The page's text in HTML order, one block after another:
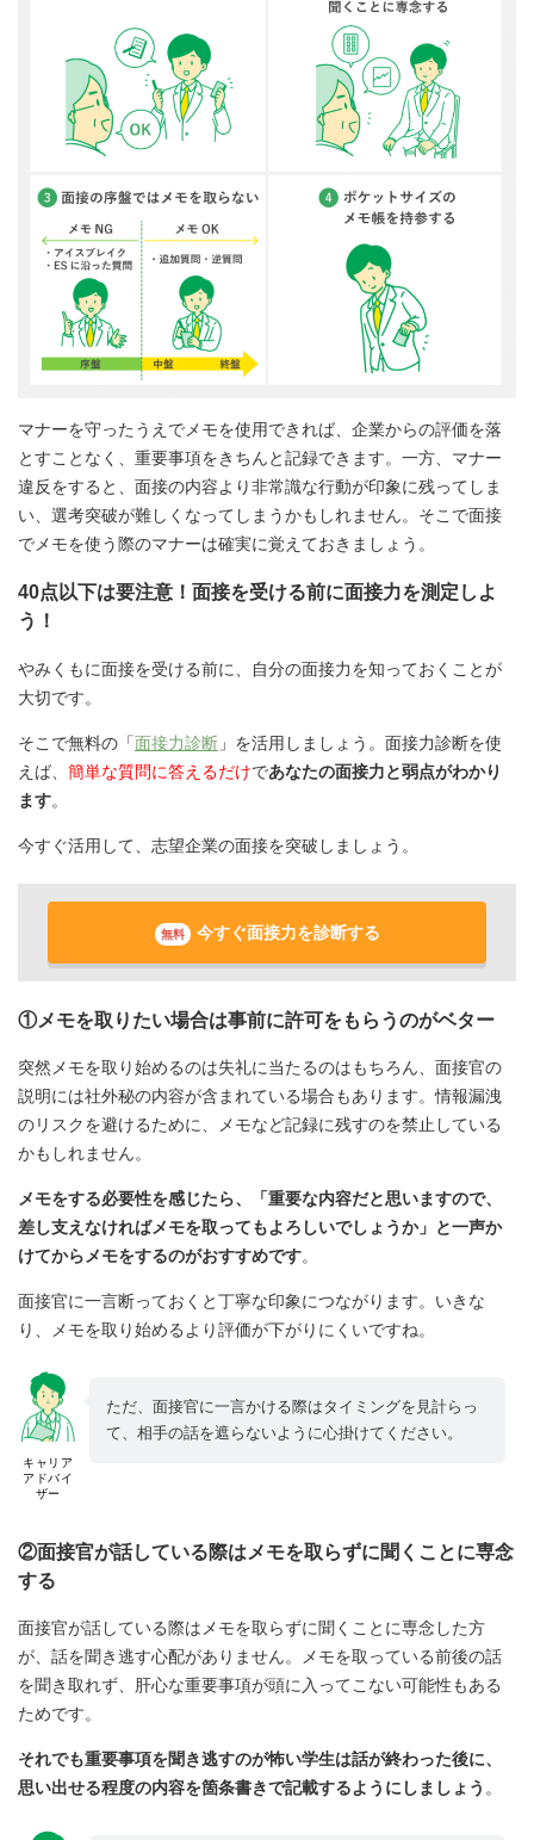
マナーを守ったうえでメモを使用できれば、企業からの評価を落
とすことなく、重要事項をきちんと記録できます。一方、マナー
違反をすると、面接の内容より非常識な行動が印象に残ってしま
い、選考突破が難しくなってしまうかもしれません。そこで面接
でメモを使う際のマナーは確実に覚えておきましょう。
40点以下は要注意！面接を受ける前に面接力を測定しよ
う！
やみくもに面接を受ける前に、自分の面接力を知っておくことが
大切です。
そこで無料の「面接力診断 」を活用しましょう。面接力診断を使
えば、 簡単な質問に答えるだけであなたの面接力と弱点がわかり
ます。
今すぐ活用して、志望企業の面接を突破しましょう。
無料 今すぐ面接力を診断する
①メモを取りたい場合は事前に許可をもらうのがベター
突然メモを取り始めるのは失礼に当たるのはもちろん、面接官の
説明には社外秘の内容が含まれている場合もあります。情報漏洩
のリスクを避けるために、メモなど記録に残すのを禁止している
かもしれません。
メモをする必要性を感じたら、「重要な内容だと思いますので、
差し支えなければメモを取ってもよろしいでしょうか」と一声か
けてからメモをするのがおすすめです。
面接官に一言断っておくと丁寧な印象につながります。いきな
り、メモを取り始めるより評価が下がりにくいですね。
キャリア
アドバイ
ザー
ただ、面接官に一言かける際はタイミングを見計らっ
て、相手の話を遮らないように心掛けてください。
②面接官が話している際はメモを取らずに聞くことに専念
する
面接官が話している際はメモを取らずに聞くことに専念した方
が、話を聞き逃す心配がありません。メモを取っている前後の話
を聞き取れず、肝心な重要事項が頭に入ってこない可能性もある
ためです。
それでも重要事項を聞き逃すのが怖い学生は話が終わった後に、
思い出せる程度の内容を箇条書きで記載するようにしましょう 。